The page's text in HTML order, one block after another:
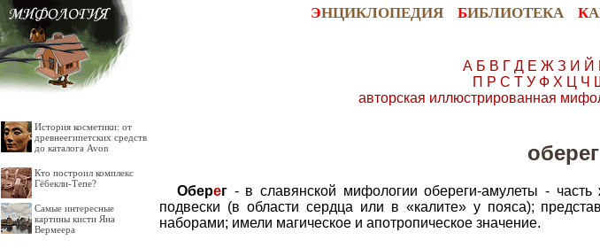
ЭНЦИКЛОПЕДИЯ БИБЛИОТЕКА К
История косметики: от
древнеегипетских средств
до каталога Avon
Кто построил комплекс
Гёбекли-Тепе?
Самые интересные
картины кисти Яна
Вермеера
А Б В Г Д Е Ж З И Й
П Р С Т У Ф Х Ц Ч Ш
авторская иллюстрированная
оберег
Оберег - в славянской мифологии обереги-амулеты -
подвески (в области сердца или в «калите» у пояса);
наборами; имели магическое и апотропическое значение.